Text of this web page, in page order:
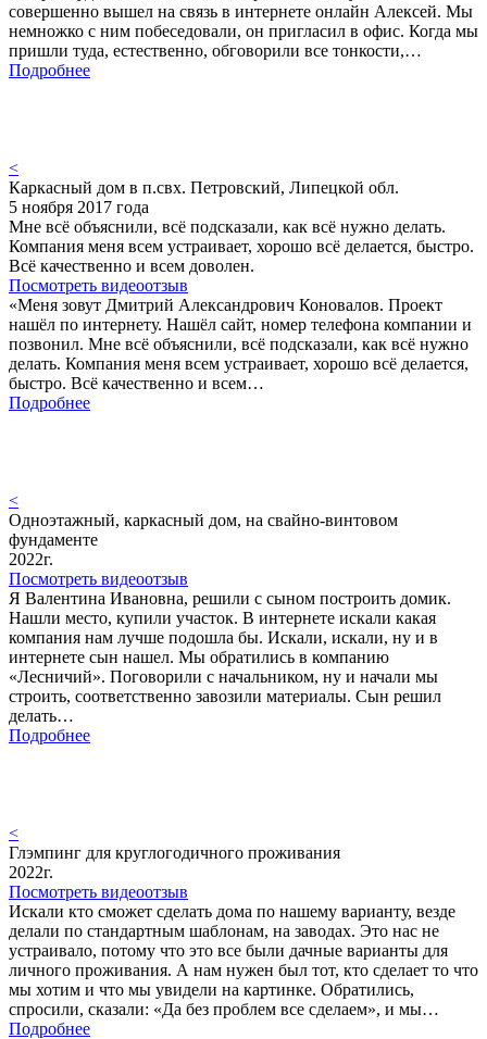
совершенно вышел на связь в интернете онлайн Алексей. Мы
немножко с ним побеседовали, он пригласил в офис. Когда мы
пришли туда, естественно, обговорили все тонкости,…
Подробнее
<
Каркасный дом в п.свх. Петровский, Липецкой обл.
5 ноября 2017 года
Мне всё объяснили, всё подсказали, как всё нужно делать.
Компания меня всем устраивает, хорошо всё делается, быстро.
Всё качественно и всем доволен.
Посмотреть видеоотзыв
«Меня зовут Дмитрий Александрович Коновалов. Проект
нашёл по интернету. Нашёл сайт, номер телефона компании и
позвонил. Мне всё объяснили, всё подсказали, как всё нужно
делать. Компания меня всем устраивает, хорошо всё делается,
быстро. Всё качественно и всем…
Подробнее
<
Одноэтажный, каркасный дом, на свайно-винтовом
фундаменте
2022г.
Посмотреть видеоотзыв
Я Валентина Ивановна, решили с сыном построить домик.
Нашли место, купили участок. В интернете искали какая
компания нам лучше подошла бы. Искали, искали, ну и в
интернете сын нашел. Мы обратились в компанию
«Лесничий». Поговорили с начальником, ну и начали мы
строить, соответственно завозили материалы. Сын решил
делать…
Подробнее
<
Глэмпинг для круглогодичного проживания
2022г.
Посмотреть видеоотзыв
Искали кто сможет сделать дома по нашему варианту, везде
делали по стандартным шаблонам, на заводах. Это нас не
устраивало, потому что это все были дачные варианты для
личного проживания. А нам нужен был тот, кто сделает то что
мы хотим и что мы увидели на картинке. Обратились,
спросили, сказали: «Да без проблем все сделаем», и мы…
Подробнее